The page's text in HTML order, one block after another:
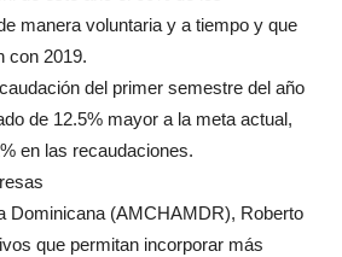
manera voluntaria y a tiempo y que
con 2019.
del primer semestre del año
de 12.5% mayor a la meta actual,
en las recaudaciones.
Dominicana (AMCHAMDR), Roberto
que permitan incorporar más